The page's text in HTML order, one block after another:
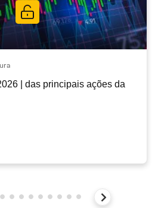
| das principais ações da